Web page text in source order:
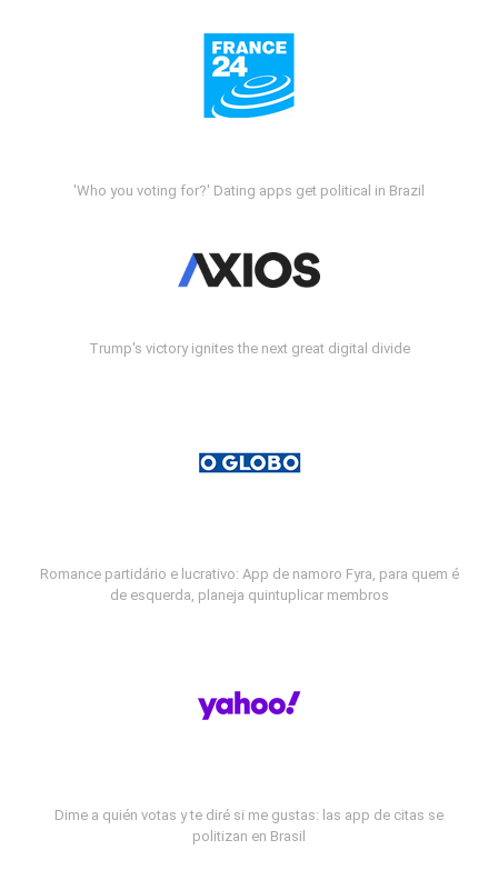
'Who you voting for?' Dating apps get political in Brazil
Trump's victory ignites the next great digital divide
Romance partidário e lucrativo: App de namoro Fyra, para quem é
de esquerda, planeja quintuplicar membros
Dime a quién votas y te diré si me gustas: las app de citas se
politizan en Brasil